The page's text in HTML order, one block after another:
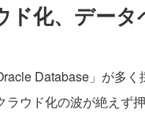
化、データ
Database」が多く
ウド化の波が絶えず